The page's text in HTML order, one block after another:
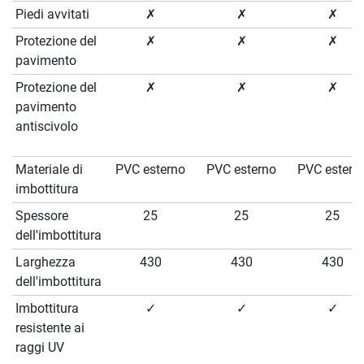
Piedi avvitati ✗ ✗
✗
Protezione del
pavimento
✗ ✗ ✗
Protezione del
pavimento
antiscivolo
✗ ✗ ✗
Materiale di
imbottitura
PVC esterno PVC esterno PVC
Spessore
dell'imbottitura
25 25 25
Larghezza
dell'imbottitura
430 430 430
Imbottitura
resistente ai
raggi UV
✓ ✓ ✓